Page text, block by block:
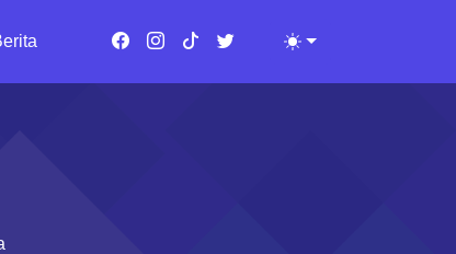
Toggle theme